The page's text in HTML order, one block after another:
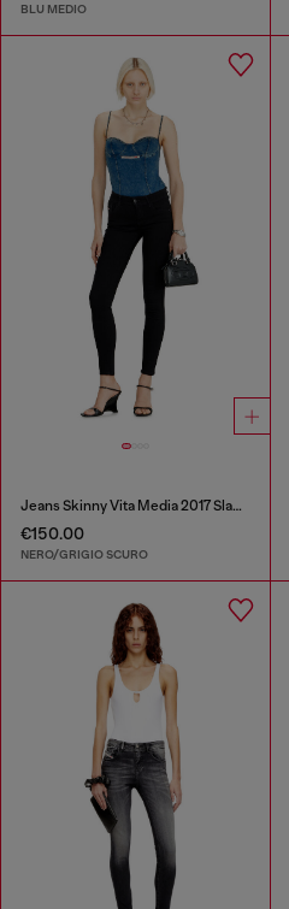
BLU MEDIO
Jeans Skinny Vita Media 2017 Slandy
€150.00
NERO/GRIGIO SCURO